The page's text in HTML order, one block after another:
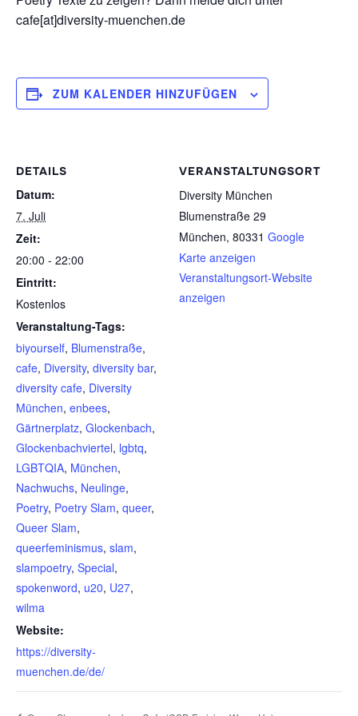
cafe[at]diversity-muenchen.de
ZUM KALENDER HINZUFÜGEN
DETAILS
Datum:
7. Juli
Zeit:
20:00 - 22:00
Eintritt:
Kostenlos
Veranstaltung-Tags:
biyourself, Blumenstraße,
cafe, Diversity, diversity bar,
diversity cafe, Diversity
München, enbees,
Gärtnerplatz, Glockenbach,
Glockenbachviertel, lgbtq,
LGBTQIA, München,
Nachwuchs, Neulinge,
Poetry, Poetry Slam, queer,
Queer Slam,
queerfeminismus, slam,
slampoetry, Special,
spokenword, u20, U27,
wilma
Website:
https://diversity-
muenchen.de/de/
VERANSTALTUNGSORT
Diversity München
Blumenstraße 29
München, 80331 Google
Karte anzeigen
Veranstaltungsort-Website
anzeigen